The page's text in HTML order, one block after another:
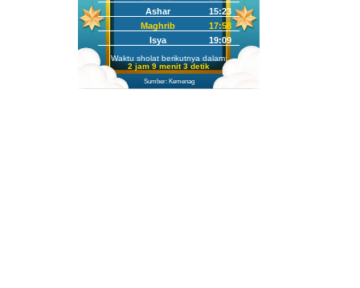
Ashar
15:23
Maghrib
17:58
Isya
19:09
Waktu sholat berikutnya dalam:
2 jam 9 menit 2 detik
Sumber: Kemenag